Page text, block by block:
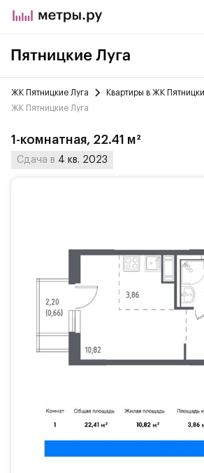
ЖК Пятницкие Луга Квартиры в ЖК
ЖК Пятницкие Луга
1-комнатная, 22.41 м²
Сдача в 4 кв. 2023